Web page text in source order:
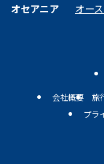
オセアニア
オー
会社概要
旅
プラ